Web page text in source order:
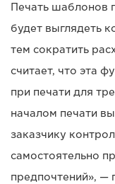
Печать шаблонов
будет выглядеть
тем сократить
считает, что эта
при печати для
началом печати
заказчику
самостоятельно
предпочтений», —